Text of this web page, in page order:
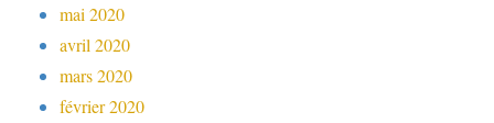
mai 2020
avril 2020
mars 2020
février 2020